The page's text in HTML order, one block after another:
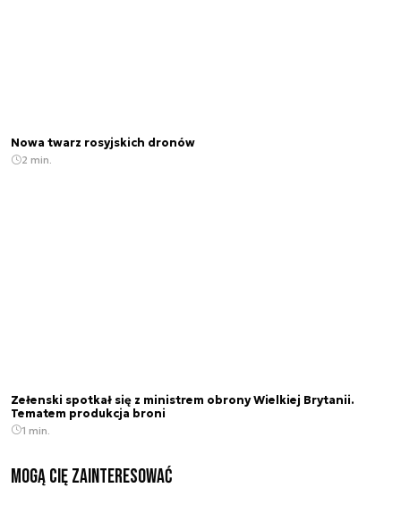
Nowa twarz rosyjskich dronów
2 min.
Zełenski spotkał się z ministrem obrony Wielkiej Brytanii.
Tematem produkcja broni
1 min.
Mogą Cię zainteresować